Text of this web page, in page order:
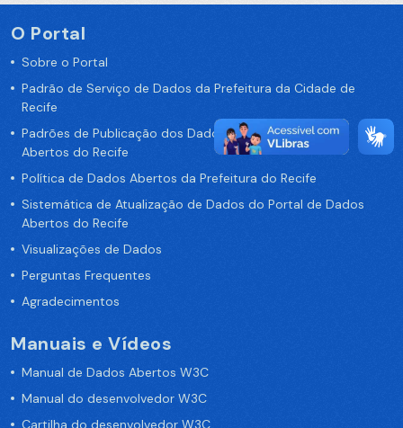
O Portal
Sobre o Portal
Padrão de Serviço de Dados da Prefeitura da Cidade de
Recife
Padrões de Publicação dos Dados no Portal de Dados
Abertos do Recife
Política de Dados Abertos da Prefeitura do Recife
Sistemática de Atualização de Dados do Portal de Dados
Abertos do Recife
Visualizações de Dados
Perguntas Frequentes
Agradecimentos
Manuais e Vídeos
Manual de Dados Abertos W3C
Manual do desenvolvedor W3C
Cartilha do desenvolvedor W3C